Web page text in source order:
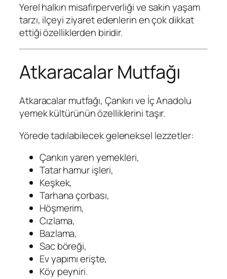
Yerel halkın misafirperverliği ve sakin yaşam
tarzı, ilçeyi ziyaret edenlerin en çok dikkat
ettiği özelliklerden biridir.
Atkaracalar Mutfağı
Atkaracalar mutfağı, Çankırı ve İç Anadolu
yemek kültürünün özelliklerini taşır.
Yörede tadılabilecek geleneksel lezzetler:
Çankırı yaren yemekleri,
Tatar hamur işleri,
Keşkek,
Tarhana çorbası,
Höşmerim,
Cızlama,
Bazlama,
Sac böreği,
Ev yapımı erişte,
Köy peyniri.